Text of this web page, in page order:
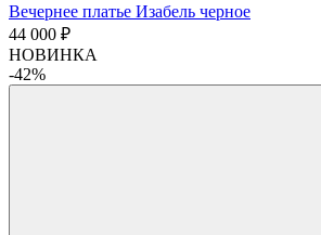
Вечернее платье Изабель черное
44 000 ₽
НОВИНКА
-42%